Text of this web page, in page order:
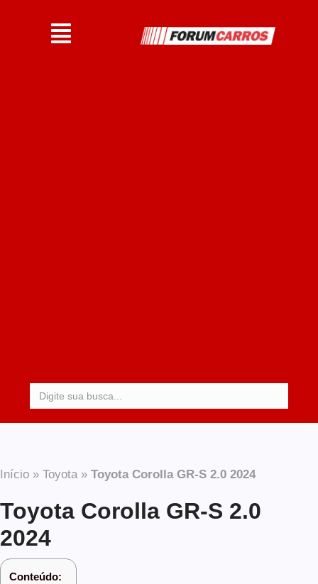
Início » Toyota» Toyota Corolla GR-S 2.0 2024
Toyota Corolla GR-S 2.0
2024
Conteúdo: